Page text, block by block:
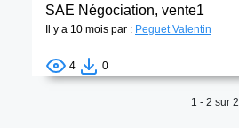
SAE Négociation, vente1
Il y a 10 mois par : Peguet Valentin
4 0
1 - 2 sur 2